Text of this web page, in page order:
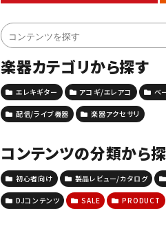
楽器カテゴリから探す
エレキギター アコギ/エレアコ ベ
配信/ライブ機器 楽器アクセサリ
コンテンツの分類から
初心者向け 製品レビュー/カタログ
DJコンテンツ SALE PRODUCT